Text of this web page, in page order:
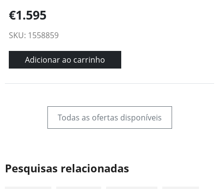
€1.595
SKU: 1558859
Adicionar ao carrinho
Todas as ofertas disponíveis
Pesquisas relacionadas